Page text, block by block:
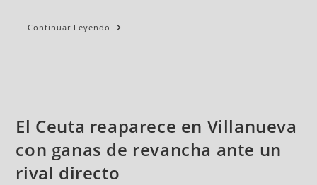
Continuar Leyendo
El Ceuta reaparece en Villanueva
con ganas de revancha ante un
rival directo